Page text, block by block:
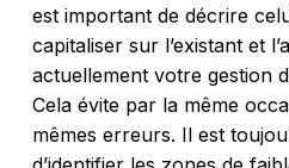
est important de décrire
capitaliser sur l’existant et
actuellement votre gestion
Cela évite par la même
mêmes erreurs. Il est